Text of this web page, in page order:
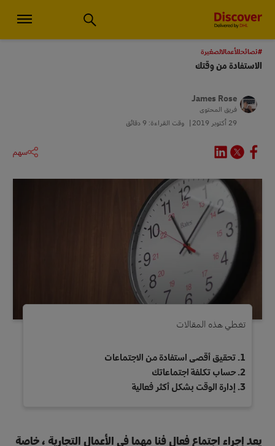
استشارات الأعمال الصغيرة والخدمات اللوجستية العالمية | اكتشف دي
#نصائحللأعمالالصغيرة
الاستفادة من وقتك
James Rose
فريق المحتوى
29 أكتوبر 2019
وقت القراءة: 9 دقائق
سهم
تغطي هذه المقالات
تحقيق أقصى استفادة من الاجتماعات
حساب تكلفة اجتماعاتك
إدارة الوقت بشكل أكثر فعالية
يعد إجراء اجتماع فعال فنا مهما في الأعمال التجارية ، خاصة